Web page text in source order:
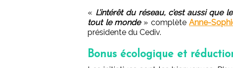
« L’intérêt du réseau, c’est aussi
tout le monde » complèteAnne-
présidente du Cediv.
Bonus écologique et